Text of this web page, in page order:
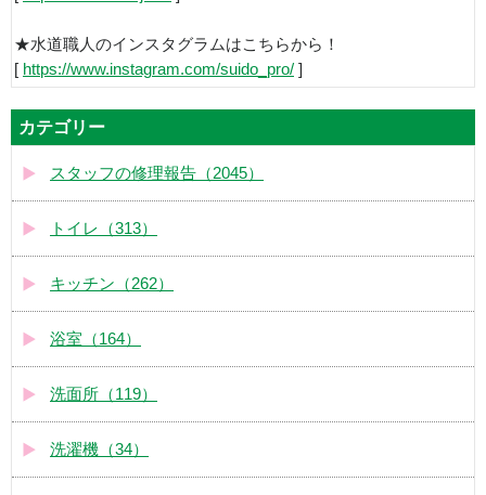
★水道職人のインスタグラムはこちらから！
[ https://www.instagram.com/suido_pro/ ]
カテゴリー
スタッフの修理報告（2045）
トイレ（313）
キッチン（262）
浴室（164）
洗面所（119）
洗濯機（34）